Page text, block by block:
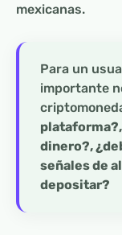
mexicanas.
Para un
importante
dinero?,
señales de
depositar?